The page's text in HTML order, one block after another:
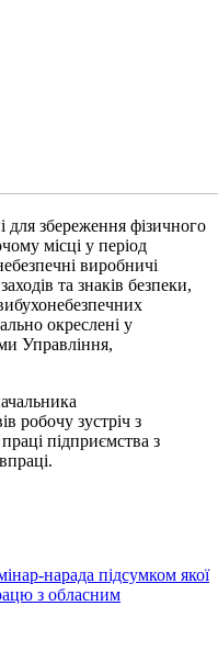
для збереження фізичного
місці у період
виробничі
та знаків безпеки,
окреслені у
Управління,
робочу зустріч з
підприємства з
нарада підсумком якої
з обласним